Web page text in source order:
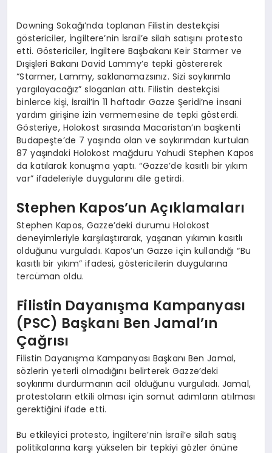
Downing Sokağı’nda toplanan Filistin destekçisi
göstericiler, İngiltere’nin İsrail’e silah satışını protesto
etti. Göstericiler, İngiltere Başbakanı Keir Starmer ve
Dışişleri Bakanı David Lammy’e tepki göstererek
“Starmer, Lammy, saklanamazsınız. Sizi soykırımla
yargılayacağız” sloganları attı. Filistin destekçisi
binlerce kişi, İsrail’in 11 haftadır Gazze Şeridi’ne insani
yardım girişine izin vermemesine de tepki gösterdi.
Gösteriye, Holokost sırasında Macaristan’ın başkenti
Budapeşte’de 7 yaşında olan ve soykırımdan kurtulan
87 yaşındaki Holokost mağduru Yahudi Stephen Kapos
da katılarak konuşma yaptı. “Gazze’de kasıtlı bir yıkım
var” ifadeleriyle duygularını dile getirdi.
Stephen Kapos’un Açıklamaları
Stephen Kapos, Gazze’deki durumu Holokost
deneyimleriyle karşılaştırarak, yaşanan yıkımın kasıtlı
olduğunu vurguladı. Kapos’un Gazze için kullandığı “Bu
kasıtlı bir yıkım” ifadesi, göstericilerin duygularına
tercüman oldu.
Filistin Dayanışma Kampanyası
(PSC) Başkanı Ben Jamal’ın
Çağrısı
Filistin Dayanışma Kampanyası Başkanı Ben Jamal,
sözlerin yeterli olmadığını belirterek Gazze’deki
soykırımı durdurmanın acil olduğunu vurguladı. Jamal,
protestoların etkili olması için somut adımların atılması
gerektiğini ifade etti.
Bu etkileyici protesto, İngiltere’nin İsrail’e silah satış
politikalarına karşı yükselen bir tepkiyi gözler önüne